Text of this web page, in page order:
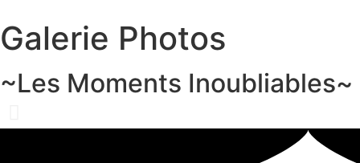
Galerie Photos
~Les Moments Inoubliables~